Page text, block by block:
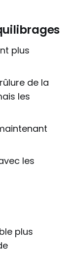
plus
de la
les
les
plus